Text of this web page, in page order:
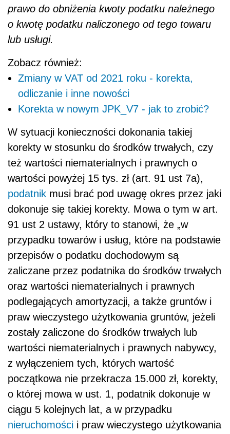
prawo do obniżenia kwoty podatku należnego
o kwotę podatku naliczonego od tego towaru
lub usługi.
Zobacz również:
Zmiany w VAT od 2021 roku - korekta,
odliczanie i inne nowości
Korekta w nowym JPK_V7 - jak to zrobić?
W sytuacji konieczności dokonania takiej
korekty w stosunku do środków trwałych, czy
też wartości niematerialnych i prawnych o
wartości powyżej 15 tys. zł (art. 91 ust 7a),
podatnik musi brać pod uwagę okres przez jaki
dokonuje się takiej korekty. Mowa o tym w art.
91 ust 2 ustawy, który to stanowi, że „w
przypadku towarów i usług, które na podstawie
przepisów o podatku dochodowym są
zaliczane przez podatnika do środków trwałych
oraz wartości niematerialnych i prawnych
podlegających amortyzacji, a także gruntów i
praw wieczystego użytkowania gruntów, jeżeli
zostały zaliczone do środków trwałych lub
wartości niematerialnych i prawnych nabywcy,
z wyłączeniem tych, których wartość
początkowa nie przekracza 15.000 zł, korekty,
o której mowa w ust. 1, podatnik dokonuje w
ciągu 5 kolejnych lat, a w przypadku
nieruchomości i praw wieczystego użytkowania